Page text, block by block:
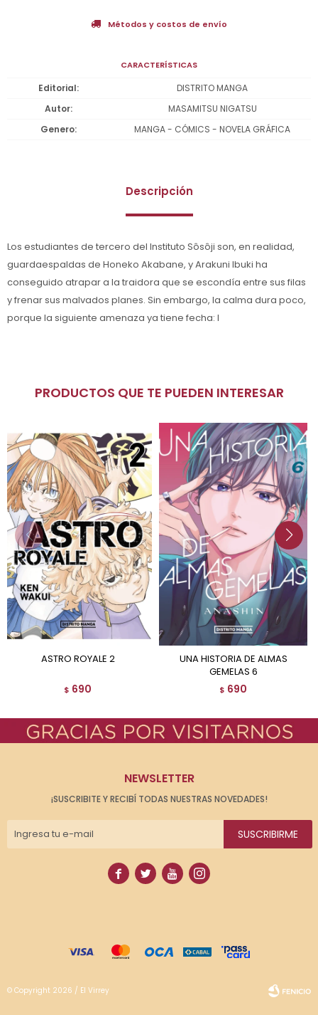
Métodos y costos de envío
CARACTERÍSTICAS
Editorial
DISTRITO MANGA
Autor
MASAMITSU NIGATSU
Genero
MANGA - CÓMICS - NOVELA GRÁFICA
Descripción
Los estudiantes de tercero del Instituto Sôsôji son, en realidad,
guardaespaldas de Honeko Akabane, y Arakuni Ibuki ha
conseguido atrapar a la traidora que se escondía entre sus filas
y frenar sus malvados planes. Sin embargo, la calma dura poco,
porque la siguiente amenaza ya tiene fecha: l
PRODUCTOS QUE TE PUEDEN INTERESAR
ASTRO ROYALE 2
$ 690
UNA HISTORIA DE ALMAS
GEMELAS 6
$ 690
NEWSLETTER
¡SUSCRIBITE Y RECIBÍ TODAS NUESTRAS NOVEDADES!
SUSCRIBIRME
   
© Copyright 2026 / El Virrey